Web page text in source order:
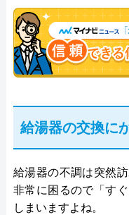
決。多く
ャリスト
給湯器の交換に
給湯器の不調は突然
非常に困るので「す
しまいますよね。